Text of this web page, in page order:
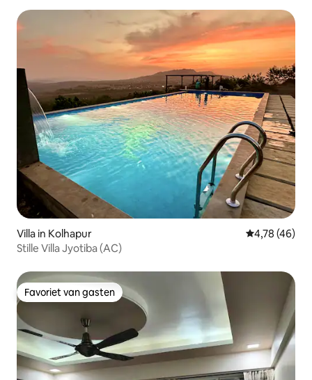
Villa in Kolhapur Gemiddelde
4,78 (46)
Stille Villa Jyotiba (AC)
Favoriet van gasten
Favoriet van gasten